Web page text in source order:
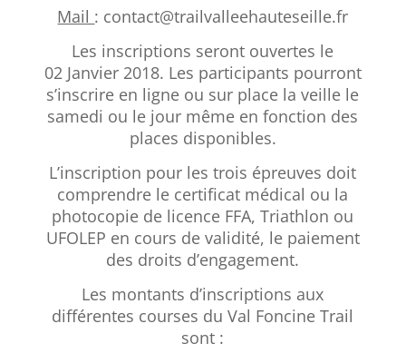
Mail : contact@trailvalleehauteseille.fr
Les inscriptions seront ouvertes le
02 Janvier 2018. Les participants pourront
s’inscrire en ligne ou sur place la veille le
samedi ou le jour même en fonction des
places disponibles.
L’inscription pour les trois épreuves doit
comprendre le certificat médical ou la
photocopie de licence FFA, Triathlon ou
UFOLEP en cours de validité, le paiement
des droits d’engagement.
Les montants d’inscriptions aux
différentes courses du Val Foncine Trail
sont :